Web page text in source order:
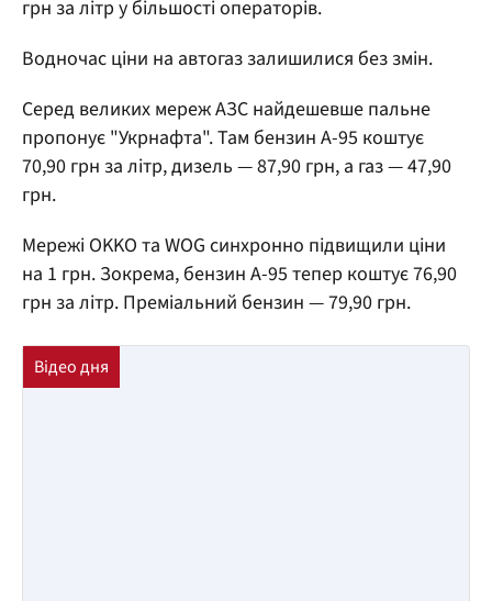
грн за літр у більшості операторів.
Водночас ціни на автогаз залишилися без змін.
Серед великих мереж АЗС найдешевше пальне
пропонує "Укрнафта". Там бензин А-95 коштує
70,90 грн за літр, дизель — 87,90 грн, а газ — 47,90
грн.
Мережі OKKO та WOG синхронно підвищили ціни
на 1 грн. Зокрема, бензин А-95 тепер коштує 76,90
грн за літр. Преміальний бензин — 79,90 грн.